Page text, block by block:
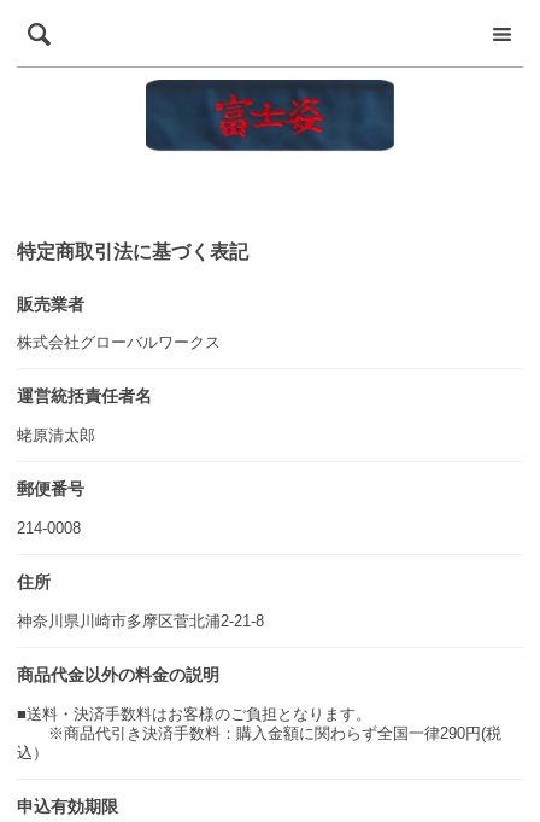
特定商取引法に基づく表記
販売業者
株式会社グローバルワークス
運営統括責任者名
蛯原清太郎
郵便番号
214-0008
住所
神奈川県川崎市多摩区菅北浦2-21-8
商品代金以外の料金の説明
■送料・決済手数料はお客様のご負担となります。
※商品代引き決済手数料：購入金額に関わらず全国一律290円(税
込）
申込有効期限